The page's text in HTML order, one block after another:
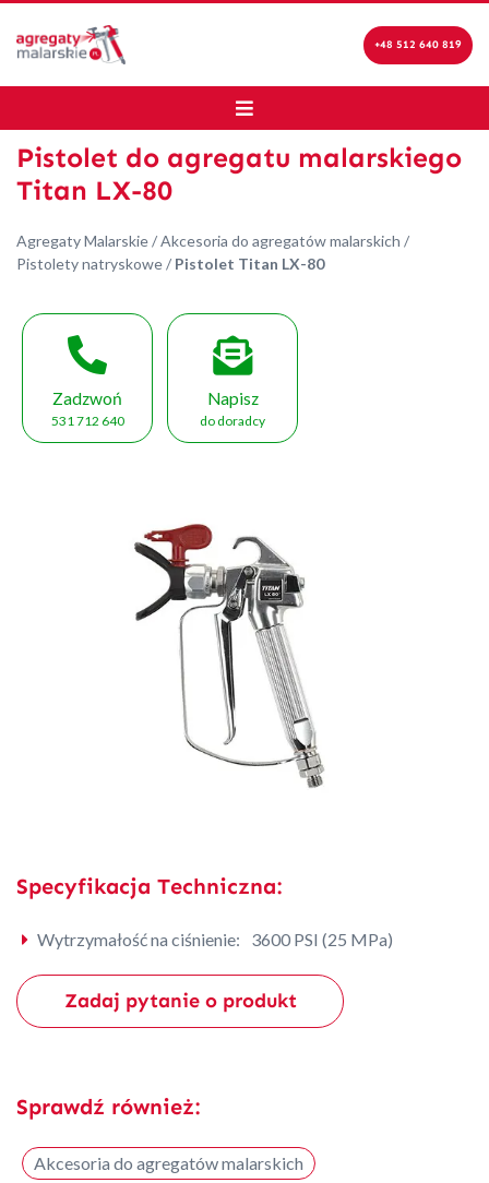
+48 512 640 819
Pistolet do agregatu malarskiego
Titan LX-80
Agregaty Malarskie/Akcesoria do agregatów malarskich /
Pistolety natryskowe/ Pistolet Titan LX-80
Zadzwoń
531 712 640
Napisz
do doradcy
Specyfikacja Techniczna:
Wytrzymałość na ciśnienie: 3600 PSI (25 MPa)
Zadaj pytanie o produkt
Sprawdź również:
Akcesoria do agregatów malarskich